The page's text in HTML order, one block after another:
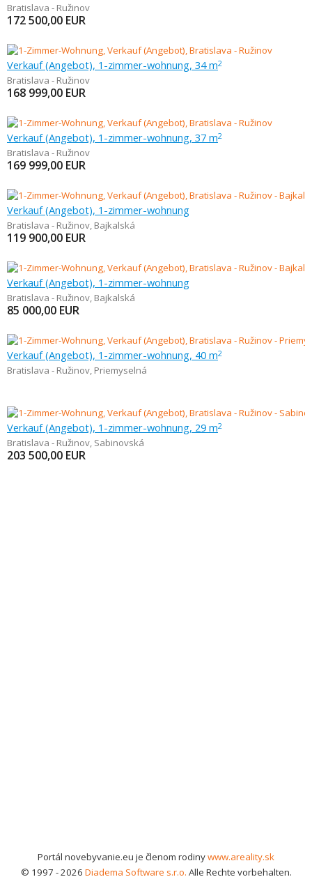
Bratislava - Ružinov
172 500,00 EUR
Verkauf (Angebot), 1-zimmer-wohnung, 34 m2
Bratislava - Ružinov
168 999,00 EUR
Verkauf (Angebot), 1-zimmer-wohnung, 37 m2
Bratislava - Ružinov
169 999,00 EUR
Verkauf (Angebot), 1-zimmer-wohnung
Bratislava - Ružinov, Bajkalská
119 900,00 EUR
Verkauf (Angebot), 1-zimmer-wohnung
Bratislava - Ružinov, Bajkalská
85 000,00 EUR
Verkauf (Angebot), 1-zimmer-wohnung, 40 m2
Bratislava - Ružinov, Priemyselná
Verkauf (Angebot), 1-zimmer-wohnung, 29 m2
Bratislava - Ružinov, Sabinovská
203 500,00 EUR
Portál novebyvanie.eu je členom rodinywww.areality.sk
© 1997 - 2026 Diadema Software s.r.o. Alle Rechte vorbehalten.